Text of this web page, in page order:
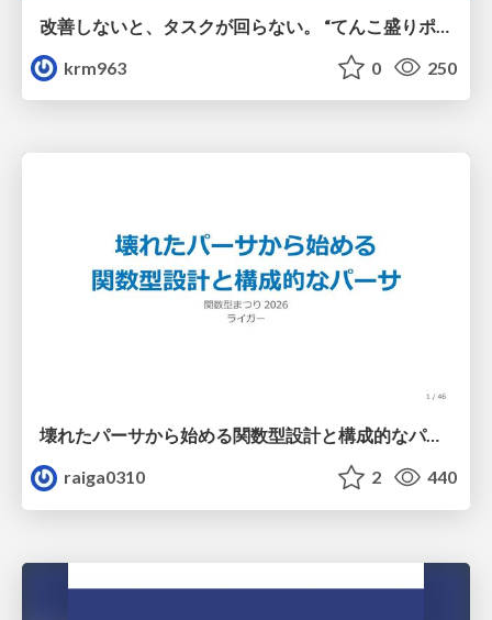
krm963
0 250
壊れたパーサから始める関数型設計と構成的なパーサ #fp_matsuri
raiga0310
2 440